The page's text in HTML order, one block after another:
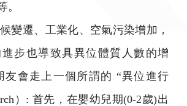
。
變遷、工業化、空氣污染增加，
步也導致具異位體質人數的增
友會走上一個所謂的 “異位進行
）: 首先，在嬰幼兒期(0-2歲)出